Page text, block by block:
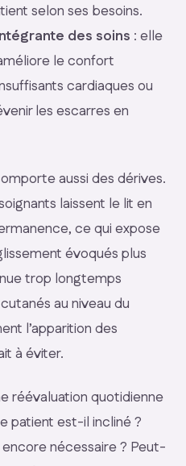
selon ses besoins.
des soins : elle
le confort
cardiaques ou
les escarres en
aussi des dérives.
laissent le lit en
ce qui expose
évoqués plus
trop longtemps
au niveau du
l’apparition des
à éviter.
réévaluation quotidienne
patient est-il incliné ?
nécessaire ? Peut-